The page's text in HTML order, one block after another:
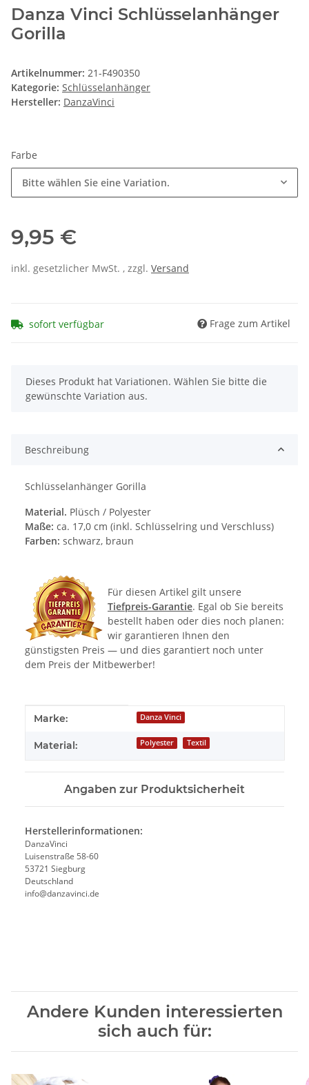
Danza Vinci Schlüsselanhänger
Gorilla
Artikelnummer: 21-F490350
Kategorie: Schlüsselanhänger
Hersteller: DanzaVinci
Farbe
Bitte wählen Sie eine Variation.
9,95 €
inkl. gesetzlicher MwSt. , zzgl. Versand
sofort verfügbar Frage zum Artikel
x
Dieses Produkt hat Variationen. Wählen Sie bitte die
gewünschte Variation aus.
Beschreibung
Schlüsselanhänger Gorilla
Material. Plüsch / Polyester
Maße: ca. 17,0 cm (inkl. Schlüsselring und Verschluss)
Farben: schwarz, braun
Für diesen Artikel gilt unsere
Tiefpreis-Garantie. Egal ob Sie bereits
bestellt haben oder dies noch planen:
wir garantieren Ihnen den
günstigsten Preis — und dies garantiert noch unter
dem Preis der Mitbewerber!
Produkteigenschaft
Wert
Marke: Danza Vinci
Material: Polyester Textil
Angaben zur Produktsicherheit
Herstellerinformationen:
DanzaVinci
Luisenstraße 58-60
53721 Siegburg
Deutschland
info@danzavinci.de
Andere Kunden interessierten
sich auch für: